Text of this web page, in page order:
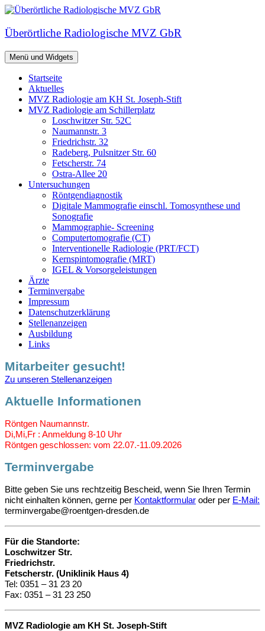
Zum
springen
Überörtliche Radiologische MVZ GbR
Menü und Widgets
Startseite
Aktuelles
MVZ Radiologie am KH St. Joseph-Stift
MVZ Radiologie am Schillerplatz
Loschwitzer Str. 52C
Naumannstr. 3
Friedrichstr. 32
Radeberg, Pulsnitzer Str. 60
Fetscherstr. 74
Ostra-Allee 20
Untersuchungen
Röntgendiagnostik
Digitale Mammografie einschl. Tomosynthese und
Sonografie
Mammographie- Screening
Computertomografie (CT)
Interventionelle Radiologie (PRT/FCT)
Kernspintomografie (MRT)
IGEL & Vorsorgeleistungen
Ärzte
Terminvergabe
Impressum
Datenschutzerklärung
Stellenanzeigen
Ausbildung
Links
Mitarbeiter gesucht!
Zu unseren Stellenanzeigen
Aktuelle Informationen
Röntgen Naumannstr.
Di,Mi,Fr : Anmeldung 8-10 Uhr
Röntgen geschlossen: vom 22.07.-11.09.2026
Terminvergabe
Bitte geben Sie uns rechtzeitig Bescheid, wenn Sie Ihren Termin
nicht einhalten können, gerne per Kontaktformular oder per E-Mail:
terminvergabe@roentgen-dresden.de
Für die Standorte:
Loschwitzer Str.
Friedrichstr.
Fetscherstr. (Uniklinik Haus 4)
Tel: 0351 – 31 23 20
Fax: 0351 – 31 23 250
MVZ Radiologie am KH St. Joseph-Stift